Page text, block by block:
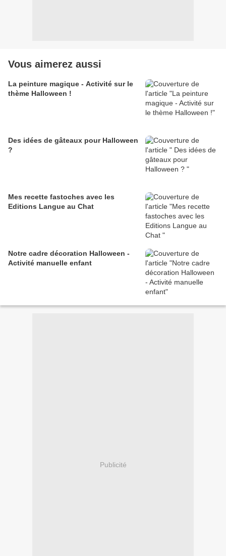
Vous aimerez aussi
La peinture magique - Activité sur le
thème Halloween !
Des idées de gâteaux pour Halloween
?
Mes recette fastoches avec les
Editions Langue au Chat
Notre cadre décoration Halloween -
Activité manuelle enfant
Publicité